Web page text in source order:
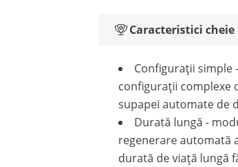
Caracteristici cheie
Configurații simple
configurații complexe
supapei automate de
Durată lungă -
regenerare automată
durată de viață lungă